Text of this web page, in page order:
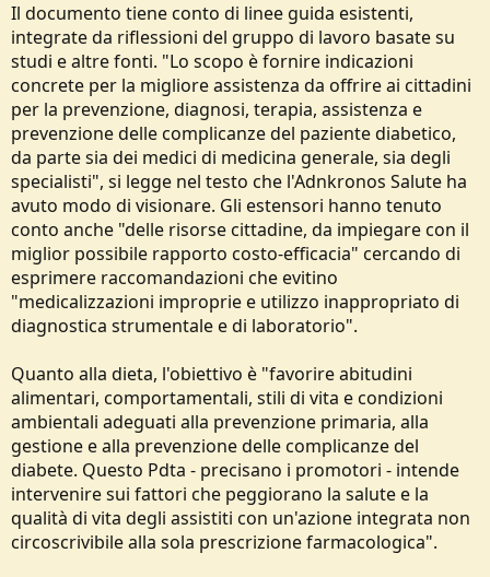
Il documento tiene conto di linee guida esistenti,
integrate da riflessioni del gruppo di lavoro basate su
studi e altre fonti. "Lo scopo è fornire indicazioni
concrete per la migliore assistenza da offrire ai cittadini
per la prevenzione, diagnosi, terapia, assistenza e
prevenzione delle complicanze del paziente diabetico,
da parte sia dei medici di medicina generale, sia degli
specialisti", si legge nel testo che l'Adnkronos Salute ha
avuto modo di visionare. Gli estensori hanno tenuto
conto anche "delle risorse cittadine, da impiegare con il
miglior possibile rapporto costo-efficacia" cercando di
esprimere raccomandazioni che evitino
"medicalizzazioni improprie e utilizzo inappropriato di
diagnostica strumentale e di laboratorio".
Quanto alla dieta, l'obiettivo è "favorire abitudini
alimentari, comportamentali, stili di vita e condizioni
ambientali adeguati alla prevenzione primaria, alla
gestione e alla prevenzione delle complicanze del
diabete. Questo Pdta - precisano i promotori - intende
intervenire sui fattori che peggiorano la salute e la
qualità di vita degli assistiti con un'azione integrata non
circoscrivibile alla sola prescrizione farmacologica".